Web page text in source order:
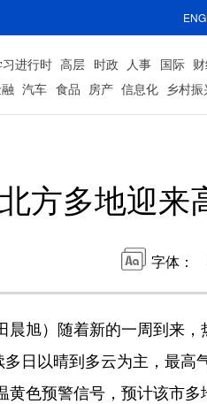
进行时 高层 时政 人事 国际
汽车 食品 房产 信息化 乡村振
北方多地迎来
字体：
旭）随着新的一周到来，
日以晴到多云为主，最
色预警信号，预计该市